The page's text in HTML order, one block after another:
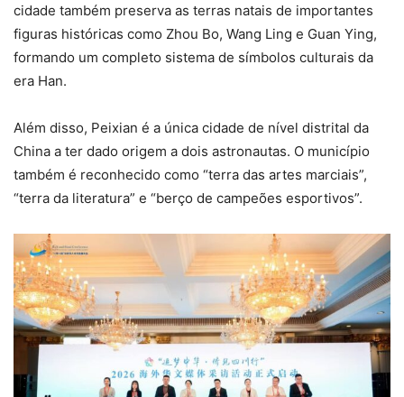
cidade também preserva as terras natais de importantes
figuras históricas como Zhou Bo, Wang Ling e Guan Ying,
formando um completo sistema de símbolos culturais da
era Han.
Além disso, Peixian é a única cidade de nível distrital da
China a ter dado origem a dois astronautas. O município
também é reconhecido como “terra das artes marciais”,
“terra da literatura” e “berço de campeões esportivos”.